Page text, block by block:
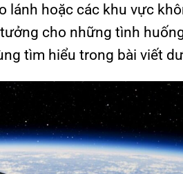
lánh hoặc các khu vực
cho những tình
tìm hiểu trong bài viết